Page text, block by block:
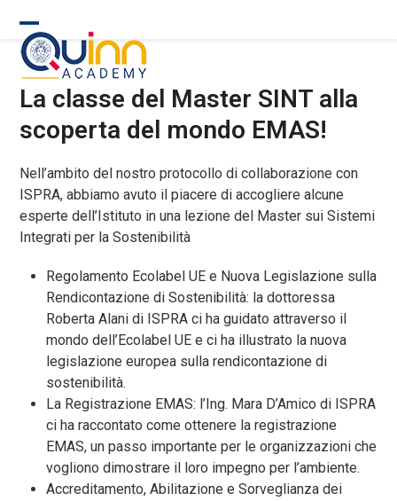
content
Open
mobile
menu
Close
mobile
menu
La classe del Master SINT alla
scoperta del mondo EMAS!
Nell’ambito del nostro protocollo di collaborazione con
ISPRA, abbiamo avuto il piacere di accogliere alcune
esperte dell’Istituto in una lezione del Master sui Sistemi
Integrati per la Sostenibilità
Regolamento Ecolabel UE e Nuova Legislazione sulla
Rendicontazione di Sostenibilità: la dottoressa
Roberta Alani di ISPRA ci ha guidato attraverso il
mondo dell’Ecolabel UE e ci ha illustrato la nuova
legislazione europea sulla rendicontazione di
sostenibilità.
La Registrazione EMAS: l’Ing. Mara D’Amico di ISPRA
ci ha raccontato come ottenere la registrazione
EMAS, un passo importante per le organizzazioni che
vogliono dimostrare il loro impegno per l’ambiente.
Accreditamento, Abilitazione e Sorveglianza dei